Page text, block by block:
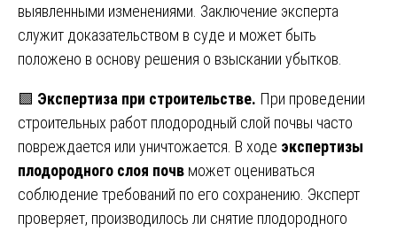
выявленными изменениями. Заключение эксперта
служит доказательством в суде и может быть
положено в основу решения о взыскании убытков.
🟩 Экспертиза при строительстве. При проведении
строительных работ плодородный слой почвы часто
повреждается или уничтожается. В ходе экспертизы
плодородного слоя почв может оцениваться
соблюдение требований по его сохранению. Эксперт
проверяет, производилось ли снятие плодородного